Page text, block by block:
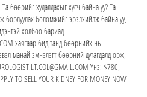
бөөрийг худалдахыг хүсч байна уу? Та
борлуулах боломжийг эрэлхийлж байна уу,
холбоо бариад
хаягаар бид танд бөөрнийх нь
манай эмнэлэгт бөөрний дутагдалд орж,
Yнэ: $780,
TO SELL YOUR KIDNEY FOR MONEY NOW